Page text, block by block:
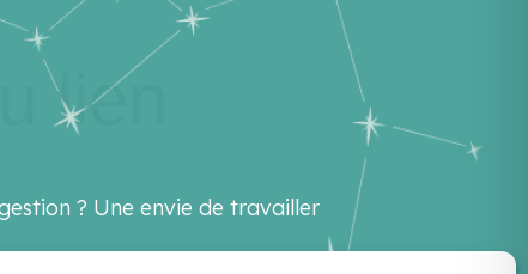
lien
? Une envie de travailler